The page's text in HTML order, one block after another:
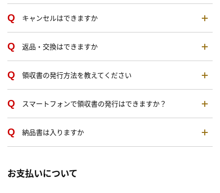
キャンセルはできますか
返品・交換はできますか
領収書の発行方法を教えてください
スマートフォンで領収書の発行はできますか？
納品書は入りますか
お支払いについて